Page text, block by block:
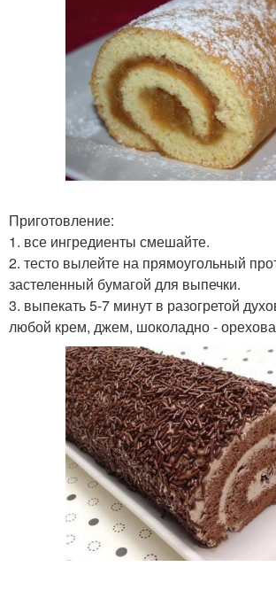
Приготовление:
1. все ингредиенты смешайте.
2. тесто вылейте на прямоугольный
застеленный бумагой для выпечки.
3. выпекать 5-7 минут в разогретой
любой крем, джем, шоколадно -